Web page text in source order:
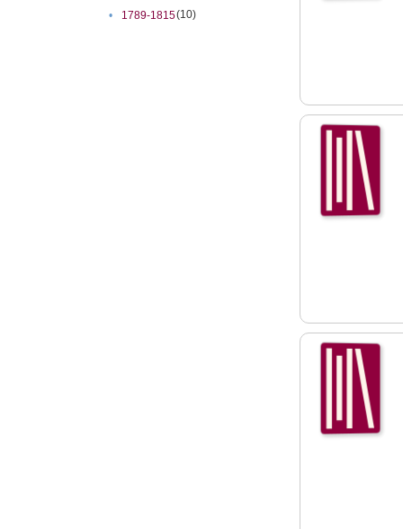
•
1789-1815(10)